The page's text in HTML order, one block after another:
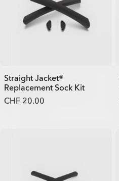
Straight Jacket®
Replacement Sock Kit
CHF 20.00